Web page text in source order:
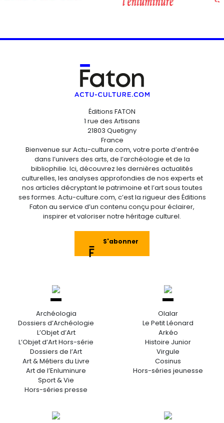
Éditions FATON
1 rue des Artisans
21803 Quetigny
France
Bienvenue sur Actu-culture.com, votre porte d’entrée
dans l’univers des arts, de l’archéologie et de la
bibliophilie. Ici, découvrez les dernières actualités
culturelles, les analyses approfondies de nos experts et
nos articles décryptant le patrimoine et l’art sous toutes
ses formes. Actu-culture.com, c’est la rigueur des Éditions
Faton au service d’un contenu conçu pour éclairer,
inspirer et valoriser notre héritage culturel.
S'abonner
Archéologia
Dossiers d’Archéologie
L’Objet d’Art
L’Objet d’Art Hors-série
Dossiers de l’Art
Art & Métiers du Livre
Art de l’Enluminure
Sport & Vie
Hors-séries presse
Olalar
Le Petit Léonard
Arkéo
Histoire Junior
Virgule
Cosinus
Hors-séries jeunesse